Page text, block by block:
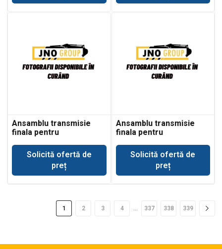
Ansamblu transmisie
finala pentru
WB93R-2
Solicită ofertă de
preț
Ansamblu transmisie
finala pentru
WB97R-2
Solicită ofertă de
preț
1 2 3 4 … 337 338 339